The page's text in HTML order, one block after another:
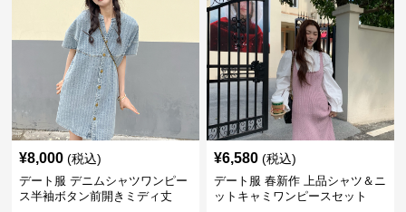
¥8,000 (税込)
デート服 デニムシャツワンピー
ス半袖ボタン前開きミディ丈
¥6,580 (税込)
デート服 春新作 上品シャツ＆ニ
ットキャミワンピースセット